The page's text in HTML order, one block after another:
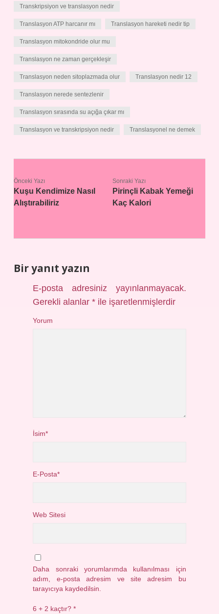
Transkripsiyon ve translasyon nedir
Translasyon ATP harcanır mı Translasyon hareketi nedir tip
Translasyon mitokondride olur mu
Translasyon ne zaman gerçekleşir
Translasyon neden sitoplazmada olur Translasyon nedir 12
Translasyon nerede sentezlenir
Translasyon sırasında su açığa çıkar mı
Translasyon ve transkripsiyon nedir Translasyonel ne demek
Önceki Yazı
Kuşu Kendimize Nasıl
Alıştırabiliriz
Sonraki Yazı
Pirinçli Kabak Yemeği
Kaç Kalori
Bir yanıt yazın
E-posta adresiniz yayınlanmayacak.
Gerekli alanlar* ile işaretlenmişlerdir
Yorum
İsim*
E-Posta*
Web Sitesi
Daha sonraki yorumlarımda kullanılması için
adım, e-posta adresim ve site adresim bu
tarayıcıya kaydedilsin.
6 + 2 kaçtır?*